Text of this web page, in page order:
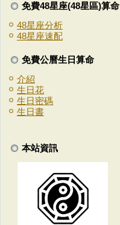
免費48星座(48星區)算命
48星座分析
48星座速配
免費公曆生日算命
介紹
生日花
生日密碼
生日書
本站資訊